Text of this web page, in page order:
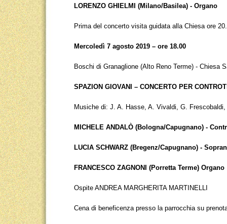
LORENZO GHIELMI (Milano/Basilea) - Organo
Prima del concerto visita guidata alla Chiesa ore
Mercoledì 7 agosto 2019 – ore 18.00
Boschi di Granaglione (Alto Reno Terme) - Chiesa
SPAZION GIOVANI – CONCERTO PER
Musiche di: J. A. Hasse, A. Vivaldi, G. Frescobaldi,
MICHELE ANDALÒ (Bologna/Capugnano) -
LUCIA SCHWARZ (Bregenz/Capugnano) -
FRANCESCO ZAGNONI (Porretta Terme) Organo
Ospite ANDREA MARGHERITA MARTINELLI
Cena di beneficenza presso la parrocchia su